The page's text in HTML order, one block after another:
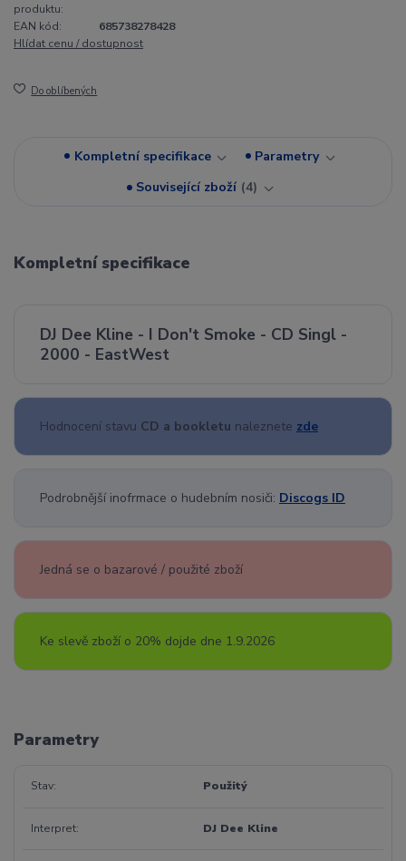
produktu:
EAN kód:
685738278428
Hlídat cenu / dostupnost
Do oblíbených
Kompletní specifikace
Parametry
Související zboží 4
Kompletní specifikace
DJ Dee Kline - I Don't Smoke - CD Singl -
2000 - EastWest
Hodnocení stavu CD a bookletu naleznete zde
Podrobnější inofrmace o hudebním nosiči: Discogs ID
Jedná se o bazarové / použité zboží
Ke slevě zboží o 20% dojde dne 1.9.2026
Parametry
Stav Použitý
Interpret DJ Dee Kline